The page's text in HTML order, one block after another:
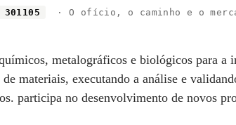
301105 · O ofício, o caminho e o
metalográficos e biológicos para a
materiais, executando a análise e
participa no desenvolvimento de novos